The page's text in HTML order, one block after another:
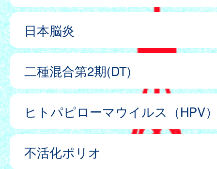
日本脳炎
二種混合第2期(DT)
ヒトパピローマウイルス（HPV
不活化ポリオ